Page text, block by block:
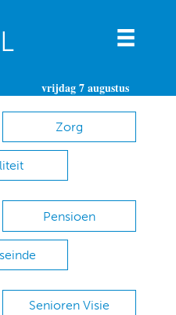
vrijdag 7 augustus
Zorg
Pensioen
Senioren Visie